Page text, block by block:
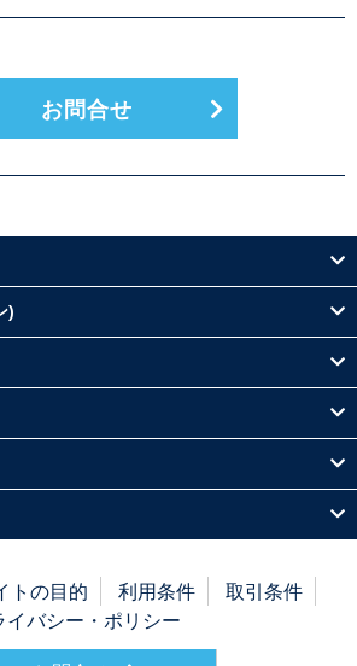
お問合せ
)
トの目的 利用条件
取引条件
イバシー・ポリシー